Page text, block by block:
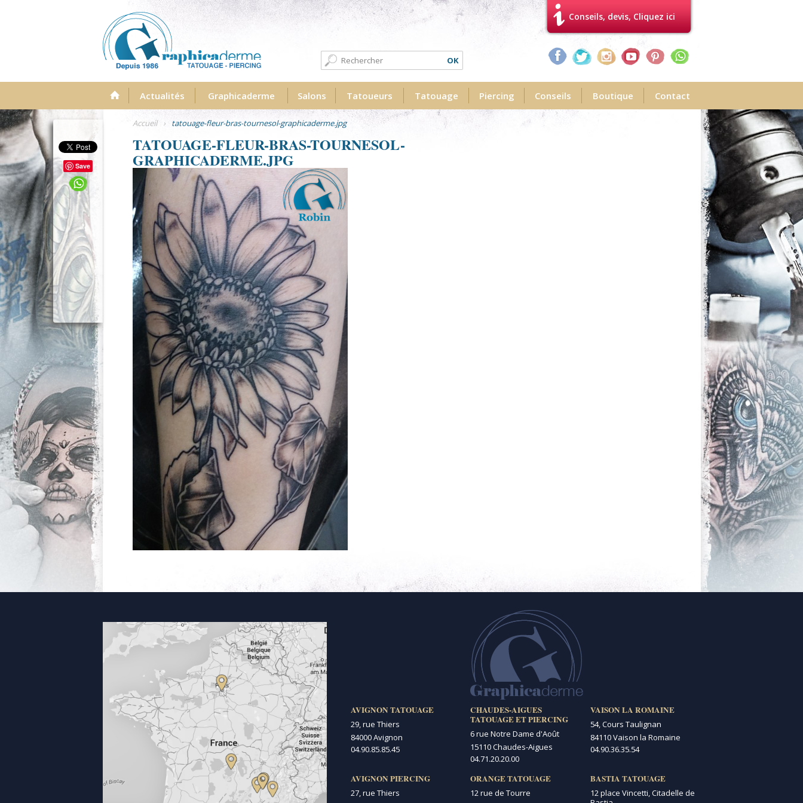
Formulaire de recherche Recherche
Conseils, devis, Cliquez ici
Menu Actualités Graphicaderme Salons Tatoueurs Tatouage Piercing Conseils Boutique Contact
Save
Accueil › tatouage-fleur-bras-tournesol-graphicaderme.jpg
TATOUAGE-FLEUR-BRAS-TOURNESOL-
GRAPHICADERME.JPG
AVIGNON TATOUAGE
29, rue Thiers
84000 Avignon
04.90.85.85.45
AVIGNON PIERCING
27, rue Thiers
CHAUDES-AIGUES
TATOUAGE ET PIERCING
6 rue Notre Dame d'Août
15110 Chaudes-Aigues
04.71.20.20.00
ORANGE TATOUAGE
12 rue de Tourre
VAISON LA ROMAINE
54, Cours Taulignan
84110 Vaison la Romaine
04.90.36.35.54
BASTIA TATOUAGE
12 place Vincetti, Citadelle de